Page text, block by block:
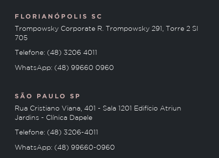
FLORIANÓPOLIS SC
Trompowsky Corporate R. Trompowsky 291, Torre 2 Sl
705
Telefone: (48) 3206 4011
WhatsApp: (48) 99660 0960
SÃO PAULO SP
Rua Cristiano Viana, 401 - Sala 1201 Edifício Atriun
Jardins - Clínica Dapele
Telefone: (48) 3206-4011
WhatsApp: (48) 99660-0960